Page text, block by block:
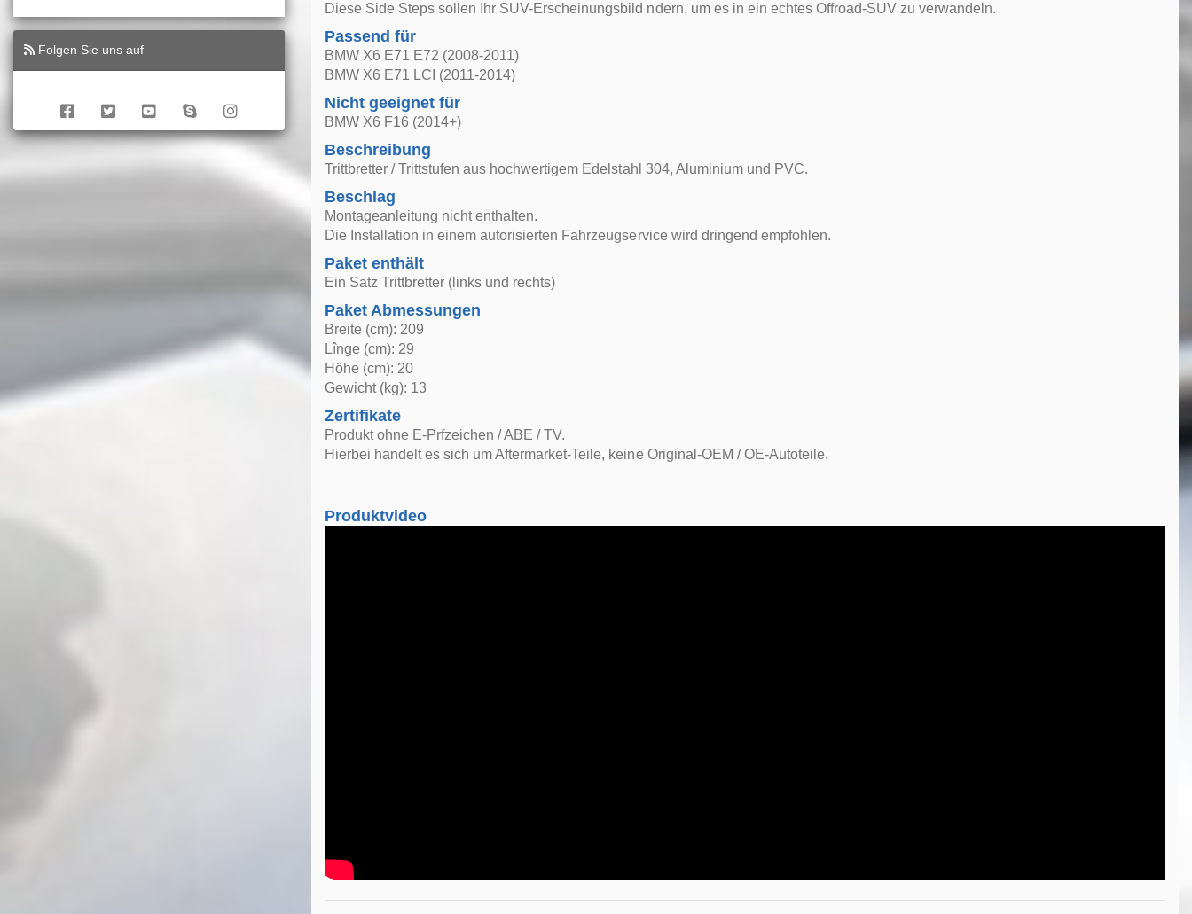
Folgen Sie uns auf
Diese Side Steps sollen Ihr SUV-Erscheinungsbild ndern, um es in ein echtes Offroad-SUV zu verwandeln.
Passend für
BMW X6 E71 E72 (2008-2011)
BMW X6 E71 LCI (2011-2014)
Nicht geeignet für
BMW X6 F16 (2014+)
Beschreibung
Trittbretter / Trittstufen aus hochwertigem Edelstahl 304, Aluminium und PVC.
Beschlag
Montageanleitung nicht enthalten.
Die Installation in einem autorisierten Fahrzeugservice wird dringend empfohlen.
Paket enthält
Ein Satz Trittbretter (links und rechts)
Paket Abmessungen
Breite (cm): 209
Lînge (cm): 29
Höhe (cm): 20
Gewicht (kg): 13
Zertifikate
Produkt ohne E-Prfzeichen / ABE / TV.
Hierbei handelt es sich um Aftermarket-Teile, keine Original-OEM / OE-Autoteile.
Produktvideo